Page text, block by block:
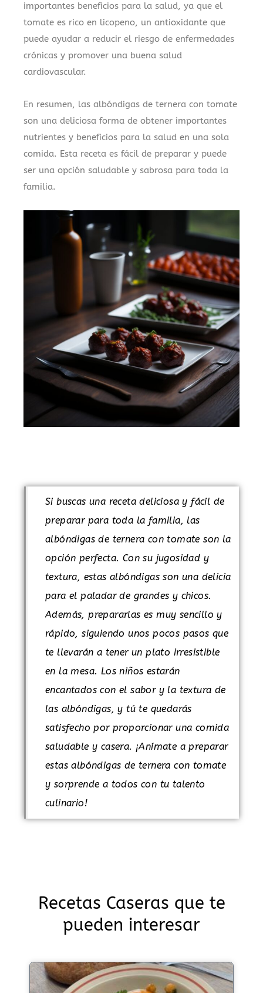
importantes beneficios para la salud, ya que el
tomate es rico en licopeno, un antioxidante que
puede ayudar a reducir el riesgo de enfermedades
crónicas y promover una buena salud
cardiovascular.
En resumen, las albóndigas de ternera con tomate
son una deliciosa forma de obtener importantes
nutrientes y beneficios para la salud en una sola
comida. Esta receta es fácil de preparar y puede
ser una opción saludable y sabrosa para toda la
familia.
Si buscas una receta deliciosa y fácil de
preparar para toda la familia, las
albóndigas de ternera con tomate son la
opción perfecta. Con su jugosidad y
textura, estas albóndigas son una delicia
para el paladar de grandes y chicos.
Además, prepararlas es muy sencillo y
rápido, siguiendo unos pocos pasos que
te llevarán a tener un plato irresistible
en la mesa. Los niños estarán
encantados con el sabor y la textura de
las albóndigas, y tú te quedarás
satisfecho por proporcionar una comida
saludable y casera. ¡Anímate a preparar
estas albóndigas de ternera con tomate
y sorprende a todos con tu talento
culinario!
Recetas Caseras que te
pueden interesar